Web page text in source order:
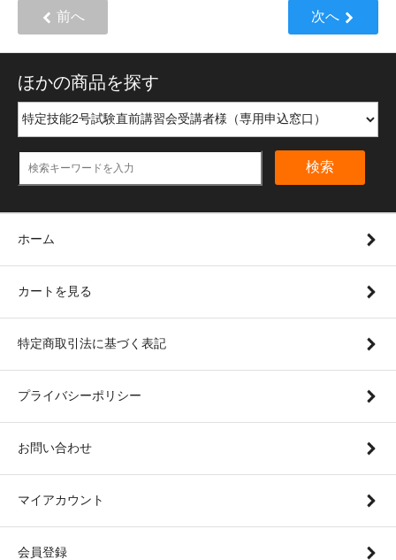
前へ 次へ
ほかの商品を探す
検索
ホーム
カートを見る
特定商取引法に基づく表記
プライバシーポリシー
お問い合わせ
マイアカウント
会員登録